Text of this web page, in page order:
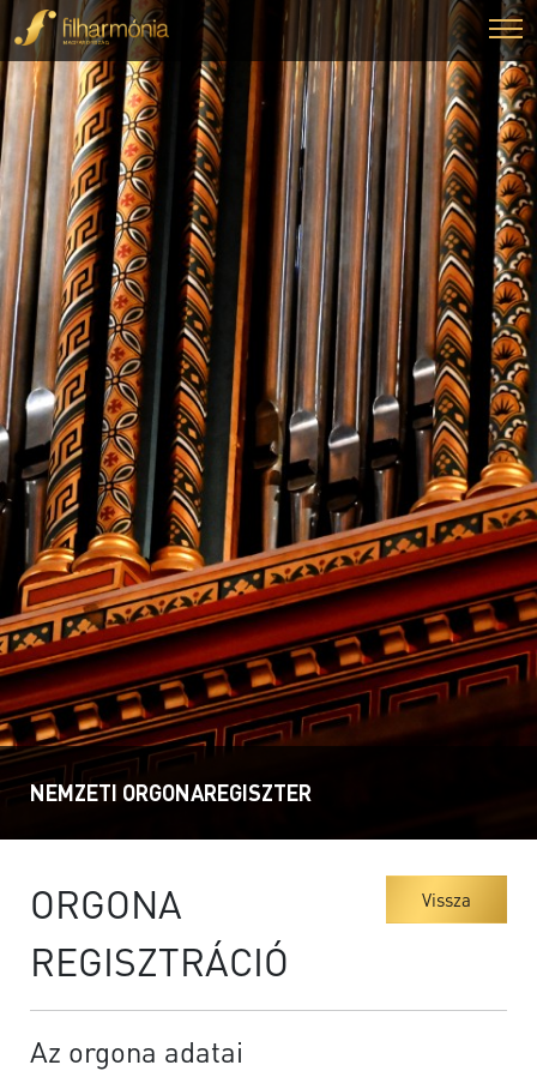
NEMZETI ORGONAREGISZTER
ORGONA
REGISZTRÁCIÓ
Vissza
Az orgona adatai